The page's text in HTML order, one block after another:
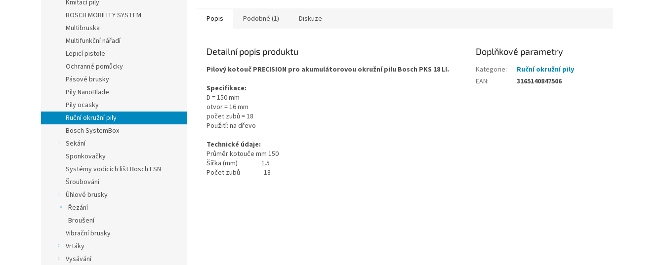
Kmitací pily
BOSCH MOBILITY SYSTEM
Multibruska
Multifunkční nářadí
Lepicí pistole
Ochranné pomůcky
Pásové brusky
Pily NanoBlade
Pily ocasky
Ruční okružní pily
Bosch SystemBox
Sekání
Sponkovačky
Systémy vodících lišt Bosch FSN
Šroubování
Úhlové brusky
Řezání
Broušení
Vibrační brusky
Vrtáky
Vysávání
Popis Podobné (1) Diskuze
Detailní popis produktu
Pilový kotouč PRECISION pro akumulátorovou okružní pilu Bosch PKS 18 LI.
Specifikace:
D = 150 mm
otvor = 16 mm
počet zubů = 18
Použití: na dřevo
Technické údaje:
Průměr kotouče mm 150
Šířka (mm) 1.5
Počet zubů 18
Doplňkové parametry
Kategorie:
Ruční okružní pily
EAN: 3165140847506